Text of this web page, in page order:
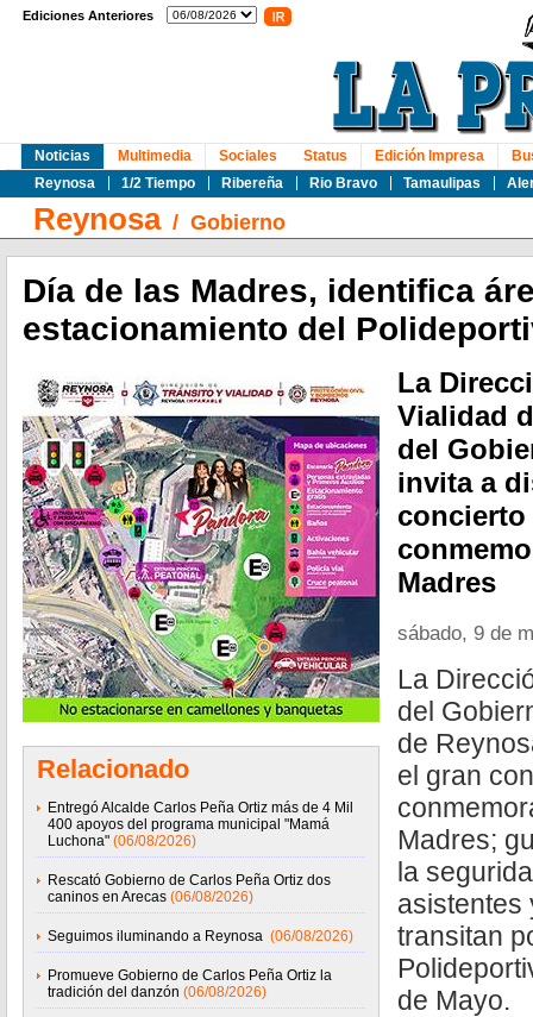
Ediciones Anteriores
Noticias
Reynosa
1/2 Tiempo Ribereña Rio Bravo Tamaulipas
Multimedia Sociales Status Edición Impresa
Reynosa/ Gobierno
Día de las Madres, identifica
estacionamiento del
Relacionado
Entregó Alcalde Carlos Peña Ortiz más de 4 Mil
400 apoyos del programa municipal "Mamá
Luchona" (06/08/2026)
Rescató Gobierno de Carlos Peña Ortiz dos
caninos en Arecas (06/08/2026)
Seguimos iluminando a Reynosa (06/08/2026)
Promueve Gobierno de Carlos Peña Ortiz la
tradición del danzón (06/08/2026)
La
Vialidad
del
invita a
concierto
Madres
sábado, 9 de
La
del
de
el gran
Madres;
la
asistentes
transitan
de Mayo.